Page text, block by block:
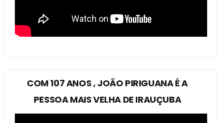
COM 107 ANOS , JOÃO PIRIGUANA É A
PESSOA MAIS VELHA DE IRAUÇUBA